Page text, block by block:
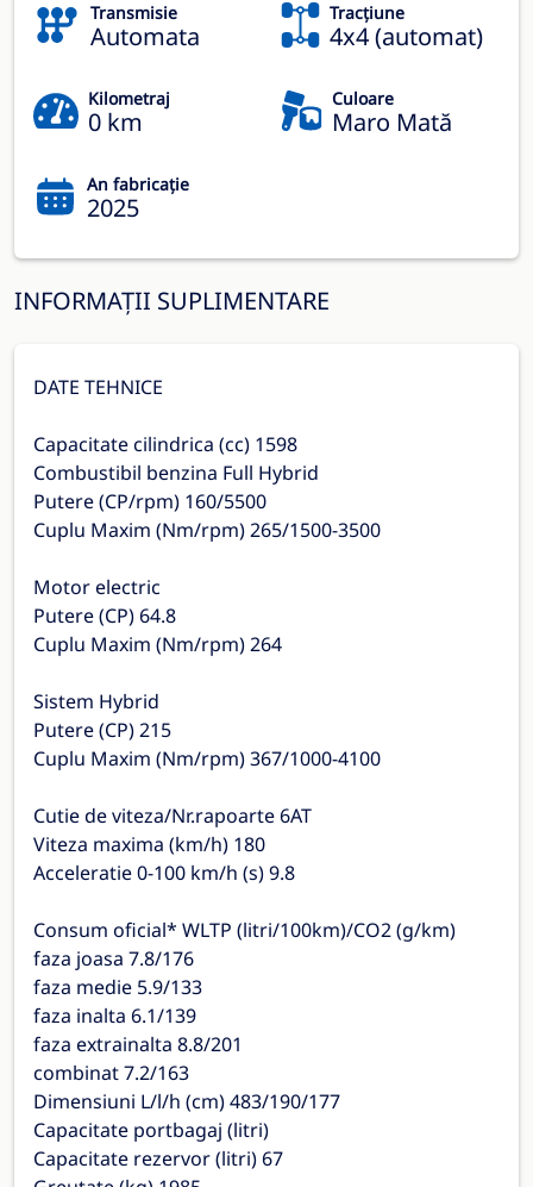
Transmisie
Automata
Tracțiune
4x4 (automat)
Kilometraj
0 km
Culoare
Maro Mată
An fabricație
2025
INFORMAȚII SUPLIMENTARE
DATE TEHNICE
Capacitate cilindrica (cc) 1598
Combustibil benzina Full Hybrid
Putere (CP/rpm) 160/5500
Cuplu Maxim (Nm/rpm) 265/1500-3500
Motor electric
Putere (CP) 64.8
Cuplu Maxim (Nm/rpm) 264
Sistem Hybrid
Putere (CP) 215
Cuplu Maxim (Nm/rpm) 367/1000-4100
Cutie de viteza/Nr.rapoarte 6AT
Viteza maxima (km/h) 180
Acceleratie 0-100 km/h (s) 9.8
Consum oficial* WLTP (litri/100km)/CO2 (g/km)
faza joasa 7.8/176
faza medie 5.9/133
faza inalta 6.1/139
faza extrainalta 8.8/201
combinat 7.2/163
Dimensiuni L/l/h (cm) 483/190/177
Capacitate portbagaj (litri)
Capacitate rezervor (litri) 67